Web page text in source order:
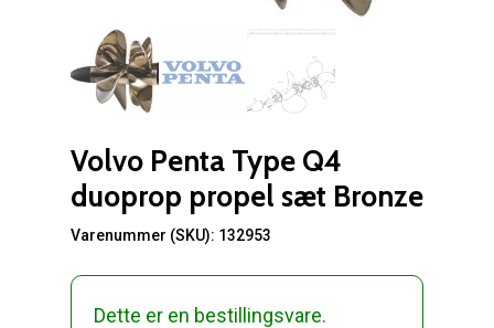
Volvo Penta Type Q4
duoprop propel sæt Bronze
Varenummer (SKU): 132953
Dette er en bestillingsvare.